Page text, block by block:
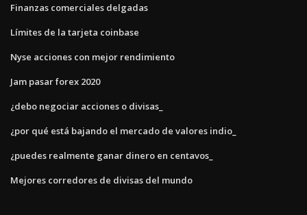
Finanzas comerciales delgadas
Límites de la tarjeta coinbase
Nyse acciones con mejor rendimiento
Jam pasar forex 2020
¿debo negociar acciones o divisas_
¿por qué está bajando el mercado de valores indio_
¿puedes realmente ganar dinero en centavos_
Mejores corredores de divisas del mundo